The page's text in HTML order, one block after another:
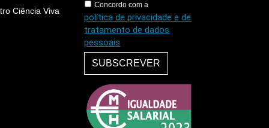
Ciência Viva
Concordo com a
política de privacidade e de
tratamento de dados
pessoais
SUBSCREVER